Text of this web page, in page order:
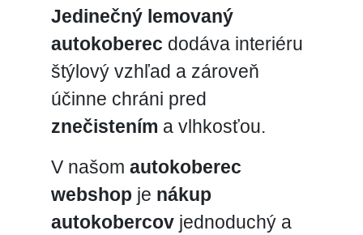
Jedinečný lemovaný
autokoberec dodáva interiéru
štýlový vzhľad a zároveň
účinne chráni pred
znečistením a vlhkosťou.
V našom autokoberec
webshop je nákup
autokobercovjednoduchý a